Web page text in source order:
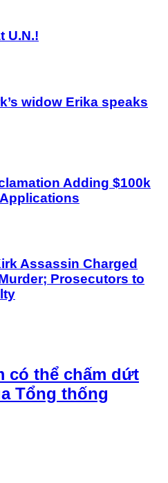
U.N.!
widow Erika speaks
Adding $100k
Assassin Charged
Prosecutors to
có thể chấm dứt
Tổng thống